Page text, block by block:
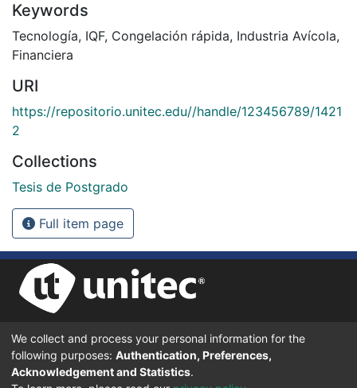
Keywords
Tecnología, IQF, Congelación rápida, Industria Avícola,
Financiera
URI
https://repositorio.unitec.edu//handle/123456789/1421
2
Collections
Tesis de Postgrado
Full item page
UNIVERSIDAD TECNOLÓGICA CENTROAMERICANA UNITEC
BOULEVARD KENNEDY, V-782, FRENTE A RESIDENCIAL HONDURAS.
TEGUCIGALPA, FRANCISCO MORAZÁN, 11101
We collect and process your personal information for the
following purposes: Authentication, Preferences,
Acknowledgement and Statistics.